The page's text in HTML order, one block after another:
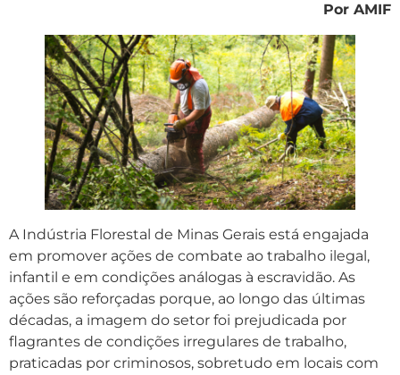
Por AMIF
A Indústria Florestal de Minas Gerais está engajada
em promover ações de combate ao trabalho ilegal,
infantil e em condições análogas à escravidão. As
ações são reforçadas porque, ao longo das últimas
décadas, a imagem do setor foi prejudicada por
flagrantes de condições irregulares de trabalho,
praticadas por criminosos, sobretudo em locais com